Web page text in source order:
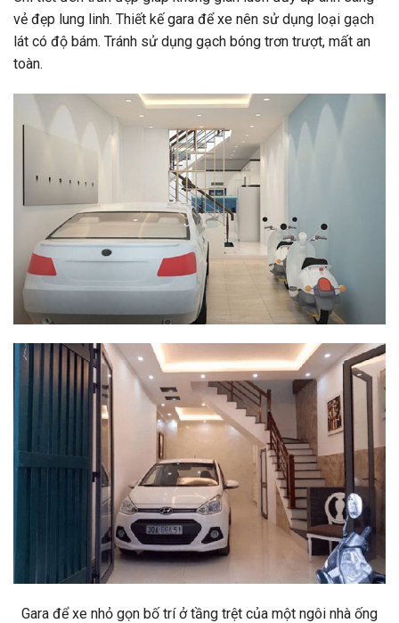
vẻ đẹp lung linh. Thiết kế gara để xe nên sử dụng loại gạch
lát có độ bám. Tránh sử dụng gạch bóng trơn trượt, mất an
toàn.
Gara để xe nhỏ gọn bố trí ở tầng trệt của một ngôi nhà ống